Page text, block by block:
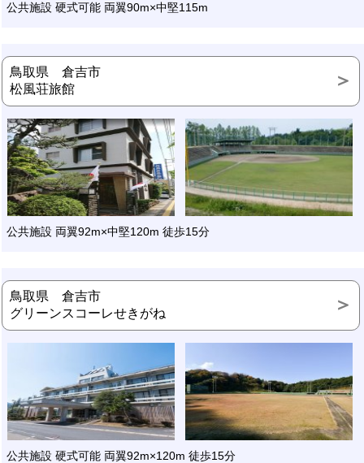
公共施設 硬式可能 両翼90m×中堅115m
鳥取県 倉吉市
松風荘旅館
公共施設 両翼92m×中堅120m 徒歩15分
鳥取県 倉吉市
グリーンスコーレせきがね
公共施設 硬式可能 両翼92m×120m 徒歩15分